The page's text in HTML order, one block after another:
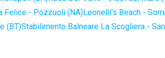
Felice - Pozzuoli (NA)Leonelli's Beach -
(BT)Stabilimento Balneare La Scogliera -